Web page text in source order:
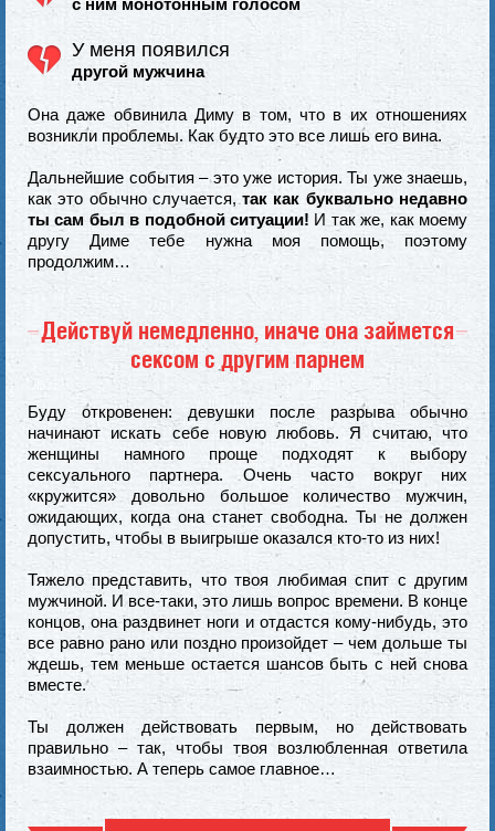
с ним монотонным голосом
У меня появился
другой мужчина
Она даже обвинила Диму в том, что в их отношениях
возникли проблемы. Как будто это все лишь его вина.
Дальнейшие события – это уже история. Ты уже знаешь,
как это обычно случается,так как буквально недавно
ты сам был в подобной ситуации! И так же, как моему
другу Диме тебе нужна моя помощь, поэтому
продолжим…
Действуй немедленно, иначе она займется
сексом с другим парнем
Буду откровенен: девушки после разрыва обычно
начинают искать себе новую любовь. Я считаю, что
женщины намного проще подходят к выбору
сексуального партнера. Очень часто вокруг них
«кружится» довольно большое количество мужчин,
ожидающих, когда она станет свободна. Ты не должен
допустить, чтобы в выигрыше оказался кто-то из них!
Тяжело представить, что твоя любимая спит с другим
мужчиной. И все-таки, это лишь вопрос времени. В конце
концов, она раздвинет ноги и отдастся кому-нибудь, это
все равно рано или поздно произойдет – чем дольше ты
ждешь, тем меньше остается шансов быть с ней снова
вместе.
Ты должен действовать первым, но действовать
правильно – так, чтобы твоя возлюбленная ответила
взаимностью. А теперь самое главное…